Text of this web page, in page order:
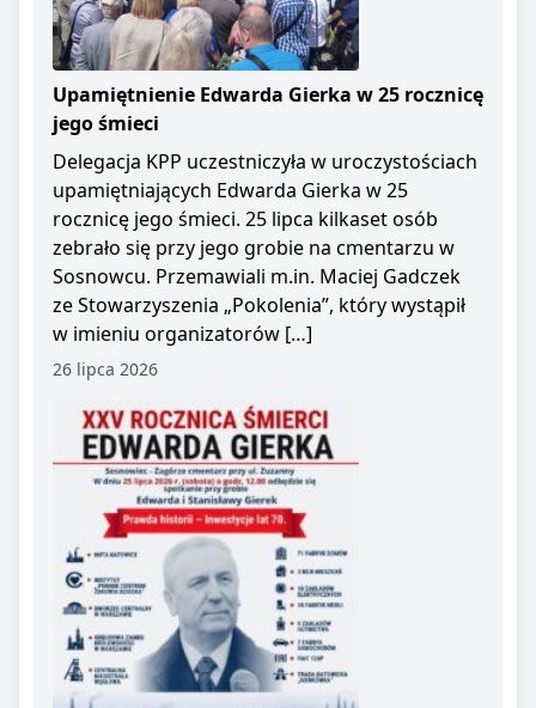
Upamiętnienie Edwarda Gierka w 25 rocznicę
jego śmieci
Delegacja KPP uczestniczyła w uroczystościach
upamiętniających Edwarda Gierka w 25
rocznicę jego śmieci. 25 lipca kilkaset osób
zebrało się przy jego grobie na cmentarzu w
Sosnowcu. Przemawiali m.in. Maciej Gadczek
ze Stowarzyszenia „Pokolenia”, który wystąpił
w imieniu organizatorów […]
26 lipca 2026